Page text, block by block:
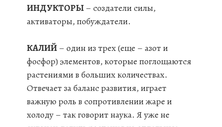
ИНДУКТОРЫ – создатели силы,
активаторы, побуждатели.
КАЛИЙ – один из трех (еще – азот и
фосфор) элементов, которые поглощаются
растениями в больших количествах.
Отвечает за баланс развития, играет
важную роль в сопротивлении жаре и
холоду – так говорит наука. Я уже не